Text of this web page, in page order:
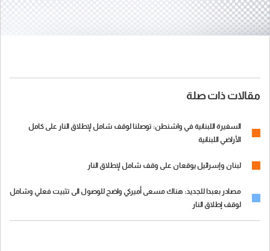
مقالات ذات صلة
السفيرة اللبنانية في واشنطن: توصلنا لوقف شامل لإطلاق النار على كامل
الأراضي اللبنانية
لبنان وإسرائيل يوقعان على وقف شامل لإطلاق النار
مصادر بعبدا للجديد: هناك مسعى أميركي واضح للوصول الى تثبيت فعلي وشامل
لوقف إطلاق النار